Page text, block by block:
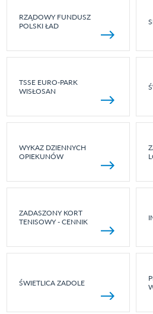
RZĄDOWY FUNDUSZ
POLSKI ŁAD
TSSE EURO-PARK
WISŁOSAN
WYKAZ DZIENNYCH
OPIEKUNÓW
ZADASZONY KORT
TENISOWY - CENNIK
ŚWIETLICA ZADOLE